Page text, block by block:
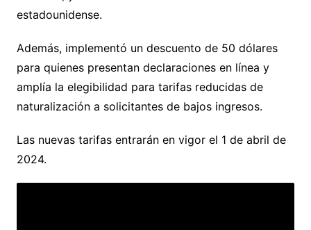
estadounidense.
Además, implementó un descuento de 50 dólares
para quienes presentan declaraciones en línea y
amplía la elegibilidad para tarifas reducidas de
naturalización a solicitantes de bajos ingresos.
Las nuevas tarifas entrarán en vigor el 1 de abril de
2024.